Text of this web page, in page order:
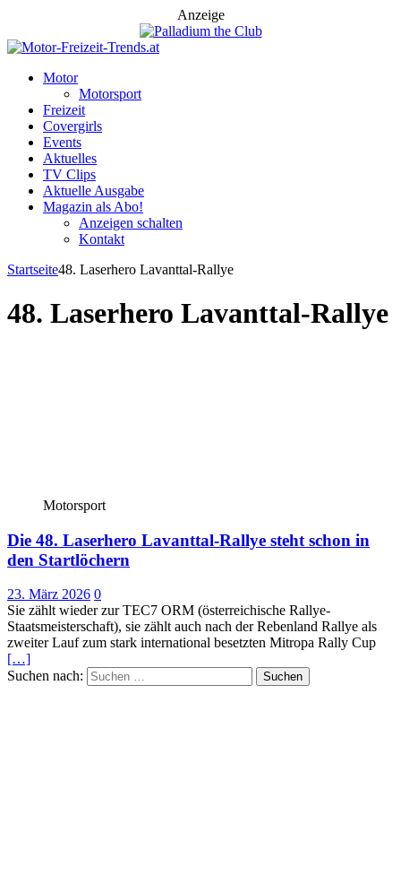
Anzeige
Motor
Motorsport
Freizeit
Covergirls
Events
Aktuelles
TV Clips
Aktuelle Ausgabe
Magazin als Abo!
Anzeigen schalten
Kontakt
Startseite48. Laserhero Lavanttal-Rallye
48. Laserhero Lavanttal-Rallye
Motorsport
Die 48. Laserhero Lavanttal-Rallye steht schon in
den Startlöchern
23. März 2026 0
Sie zählt wieder zur TEC7 ORM (österreichische Rallye-
Staatsmeisterschaft), sie zählt auch nach der Rebenland Rallye als
zweiter Lauf zum stark international besetzten Mitropa Rally Cup
[…]
Suchen nach: